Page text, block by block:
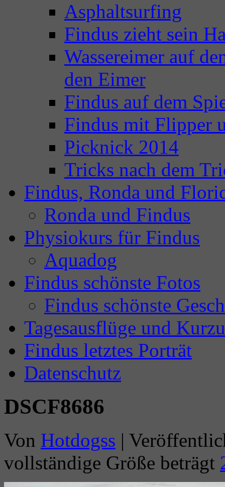
Asphaltsurfing
Findus zieht sein
Wassereimer auf
den Eimer
Findus auf dem
Findus mit Flipper
Picknick 2014
Tricks nach dem
Findus, Ronda und
Ronda und Findus
Physiokurs für Findus
Aquadog
Findus schönste Fotos
Findus schönste
Tagesausflüge und
Findus letztes Porträt
Datenschutz
DSCF8686
Von Hotdogss |
vollständige Größe beträgt